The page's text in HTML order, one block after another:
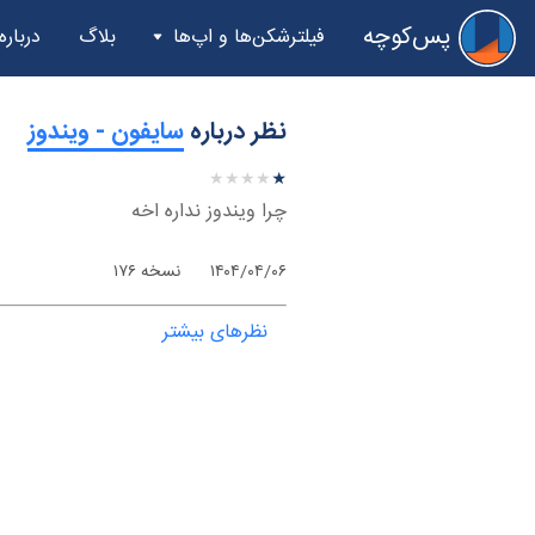
پس‌کوچه فیلترشکن‌ها و اپ‌ها بلاگ
نظر درباره‫سایفون - ویندوز
★★★★★
★
★
★
★
★
چرا ویندوز نداره اخه
۱۴۰۴/۰۴/۰۶ نسخه ۱۷۶
نظرهای بیشتر